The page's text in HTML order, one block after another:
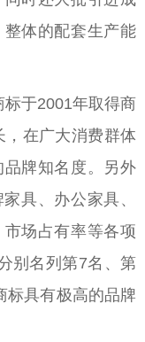
体的配套生产能
于2001年取得商
，在广大消费群体
牌知名度。另外
具、办公家具、
场占有率等各项
别名列第7名、第
标具有极高的品牌